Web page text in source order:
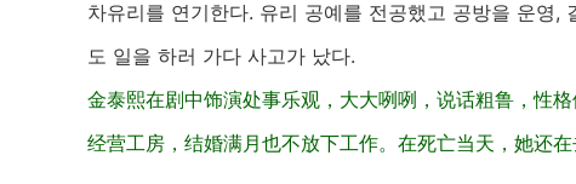
차유리를 연기한다. 유리 공예를 전공했고 공방을 운영,
도 일을 하러 가다 사고가 났다.
金泰熙在剧中饰演处事乐观，大大咧咧，说话粗鲁，性
经营工房，结婚满月也不放下工作。在死亡当天，她还在